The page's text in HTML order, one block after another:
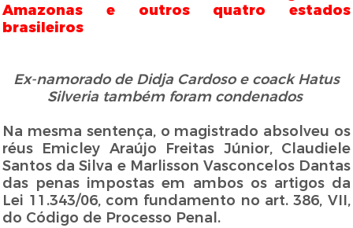
Amazonas e outros quatro estados
brasileiros
Ex-namorado de Didja Cardoso e coack Hatus
Silveria também foram condenados
Na mesma sentença, o magistrado absolveu os
réus Emicley Araújo Freitas Júnior, Claudiele
Santos da Silva e Marlisson Vasconcelos Dantas
das penas impostas em ambos os artigos da
Lei 11.343/06, com fundamento no art. 386, VII,
do Código de Processo Penal.